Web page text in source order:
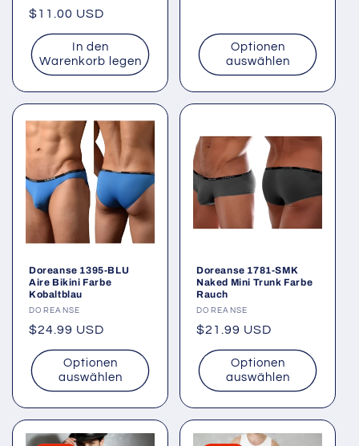
Preis
$11.00 USD
In den
Warenkorb legen
Optionen
auswählen
Doreanse 1395-BLU
Aire Bikini Farbe
Kobaltblau
Anbieter:
DOREANSE
Normaler
Preis
$24.99 USD
Optionen
auswählen
Doreanse 1781-SMK
Naked Mini Trunk Farbe
Rauch
Anbieter:
DOREANSE
Normaler
Preis
$21.99 USD
Optionen
auswählen